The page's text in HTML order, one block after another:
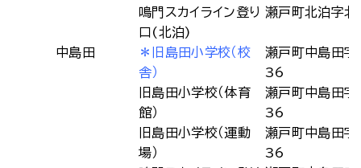
鳴門スカイライン登り
口(北泊)
瀬戸町北泊字北
中島田
＊旧島田小学校（校
舎）
瀬戸町中島田字
36
旧島田小学校（体育
館）
瀬戸町中島田字
36
旧島田小学校（運動
場）
瀬戸町中島田字
36